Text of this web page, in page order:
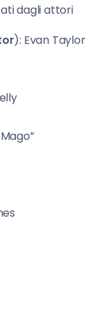
dagli attori
): Evan Taylor